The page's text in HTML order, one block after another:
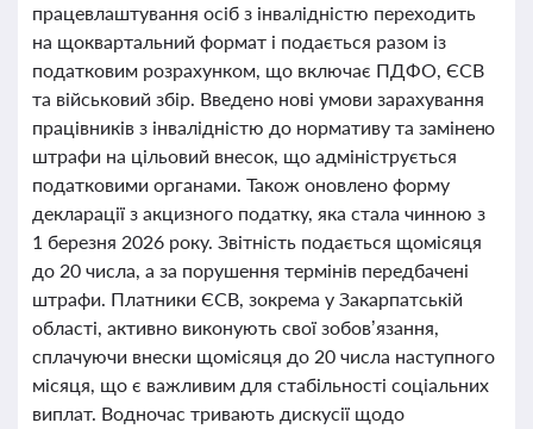
працевлаштування осіб з інвалідністю переходить
на щоквартальний формат і подається разом із
податковим розрахунком, що включає ПДФО, ЄСВ
та військовий збір. Введено нові умови зарахування
працівників з інвалідністю до нормативу та замінено
штрафи на цільовий внесок, що адмініструється
податковими органами. Також оновлено форму
декларації з акцизного податку, яка стала чинною з
1 березня 2026 року. Звітність подається щомісяця
до 20 числа, а за порушення термінів передбачені
штрафи. Платники ЄСВ, зокрема у Закарпатській
області, активно виконують свої зобов’язання,
сплачуючи внески щомісяця до 20 числа наступного
місяця, що є важливим для стабільності соціальних
виплат. Водночас тривають дискусії щодо